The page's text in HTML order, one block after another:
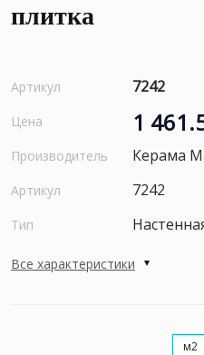
плитка
Артикул 7242
Цена 1
Производитель Керама
Артикул 7242
Тип
Все характеристики
м2